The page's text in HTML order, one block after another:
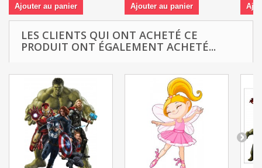
Ajouter au panier Ajouter au panier
LES CLIENTS QUI ONT ACHETÉ CE
PRODUIT ONT ÉGALEMENT ACHETÉ...